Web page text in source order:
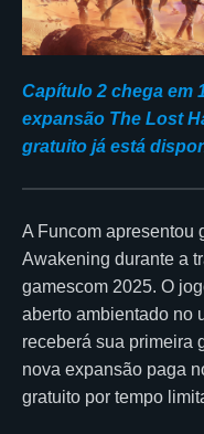
Capítulo 2 chega em
expansão The Lost
gratuito já está
A Funcom apresentou
Awakening durante a
gamescom 2025. O
aberto ambientado no
receberá sua primeira
nova expansão paga
gratuito por tempo